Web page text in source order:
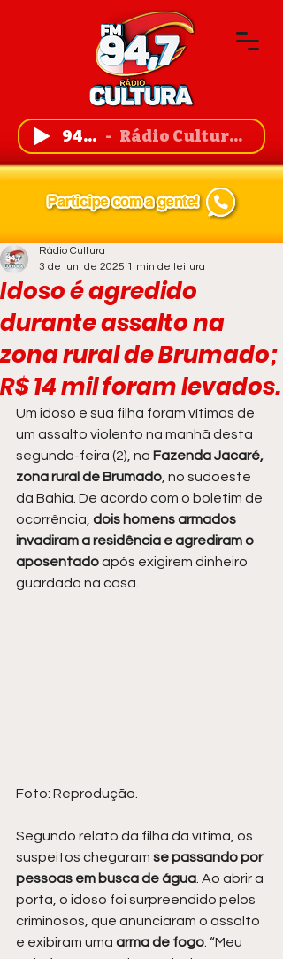
94,7 FM Rádio Cultura de Guanambi
Idoso é agredido
durante assalto na
zona rural de Brumado;
R$ 14 mil foram levados.
Rádio Cultura
3 de jun. de 2025 1 min de leitura
Um idoso e sua filha foram vítimas de
um assalto violento na manhã desta
segunda-feira (2), na Fazenda Jacaré,
zona rural de Brumado , no sudoeste
da Bahia. De acordo com o boletim de
ocorrência, dois homens armados
invadiram a residência e agrediram o
aposentado após exigirem dinheiro
guardado na casa.
Foto: Reprodução.
Segundo relato da filha da vítima, os
suspeitos chegaram se passando por
pessoas em busca de água . Ao abrir a
porta, o idoso foi surpreendido pelos
criminosos, que anunciaram o assalto
e exibiram uma arma de fogo . “Meu